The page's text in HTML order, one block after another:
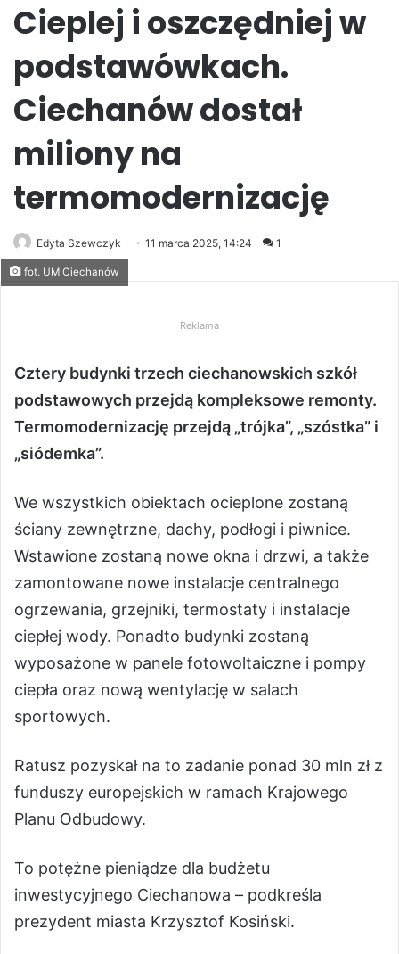
Cieplej i oszczędniej w
podstawówkach.
Ciechanów dostał
miliony na
termomodernizację
Edyta Szewczyk 11 marca 2025, 14:24 1
fot. UM Ciechanów
Reklama
Cztery budynki trzech ciechanowskich szkół
podstawowych przejdą kompleksowe remonty.
Termomodernizację przejdą „trójka”, „szóstka” i
„siódemka”.
We wszystkich obiektach ocieplone zostaną
ściany zewnętrzne, dachy, podłogi i piwnice.
Wstawione zostaną nowe okna i drzwi, a także
zamontowane nowe instalacje centralnego
ogrzewania, grzejniki, termostaty i instalacje
ciepłej wody. Ponadto budynki zostaną
wyposażone w panele fotowoltaiczne i pompy
ciepła oraz nową wentylację w salach
sportowych.
Ratusz pozyskał na to zadanie ponad 30 mln zł z
funduszy europejskich w ramach Krajowego
Planu Odbudowy.
To potężne pieniądze dla budżetu
inwestycyjnego Ciechanowa – podkreśla
prezydent miasta Krzysztof Kosiński.